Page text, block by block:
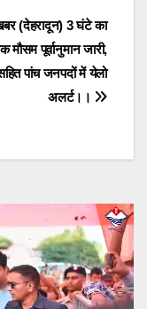
(देहरादून) 3 घंटे का
मौसम पूर्वानुमान जारी,
पांच जनपदों में येलो
अलर्ट।।